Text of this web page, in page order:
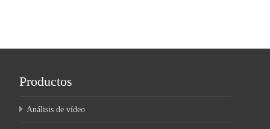
Productos
Análisis de vídeo